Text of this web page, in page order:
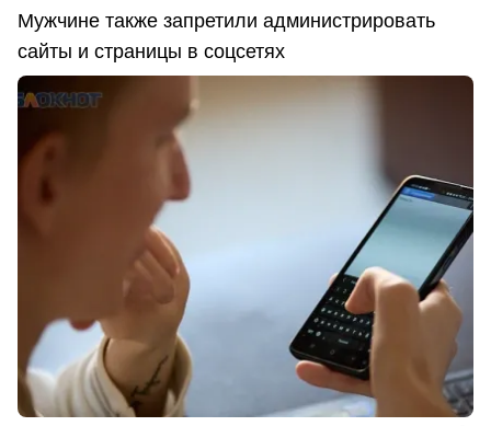
Мужчине также запретили администрировать
сайты и страницы в соцсетях